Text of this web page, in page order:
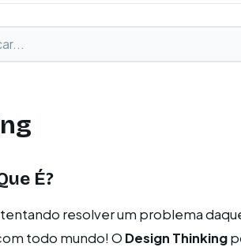
É?
resolver um problema
todo mundo! O Design Thinking